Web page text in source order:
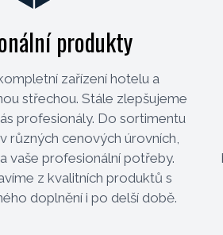
produkty
zařízení hotelu a
střechou. Stále zlepšujeme
profesionály. Do sortimentu
různých cenových úrovních,
vaše profesionální potřeby.
z kvalitních produktů s
doplnění i po delší době.